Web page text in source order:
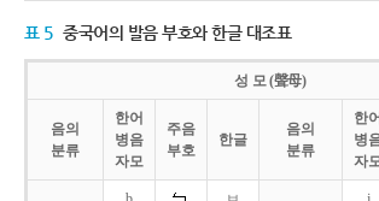
표 5 중국어의 발음 부호와 한글 대조표
성 모 (聲母)
음의
분류
한어
병음
자모
주음
부호
한글
음의
분류
한어
병
자